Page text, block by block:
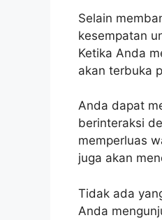
Selain
kesempatan
Ketika Anda
akan terbuka
Anda dapat
berinteraksi
memperluas
juga akan
Tidak ada
Anda